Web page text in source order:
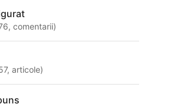
,comentarii)
,articole)